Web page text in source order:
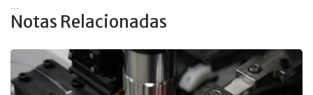
...
Notas Relacionadas